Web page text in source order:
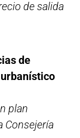
de salida
de
plan
Consejería